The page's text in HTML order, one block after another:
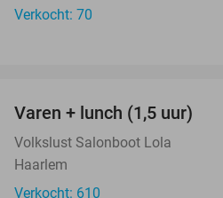
Verkocht: 70
Varen + lunch (1,5 uur)
Volkslust Salonboot Lola
Haarlem
Verkocht: 610